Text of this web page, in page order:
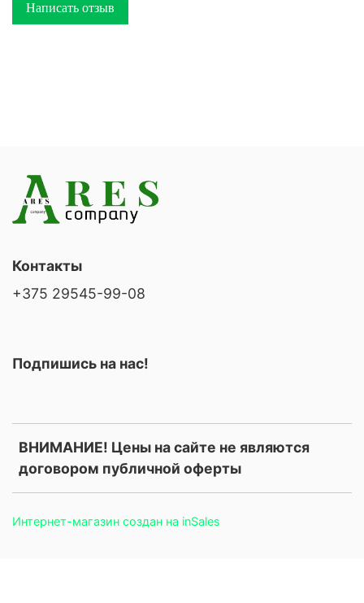
Написать отзыв
ВНИМАНИЕ! Цены на сайте не являются
договором публичной оферты
Контакты
+375 29545-99-08
Подпишись на нас!
Интернет-магазин создан на inSales